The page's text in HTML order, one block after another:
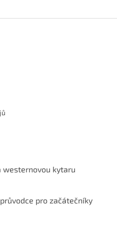
westernovou kytaru
pro začátečníky